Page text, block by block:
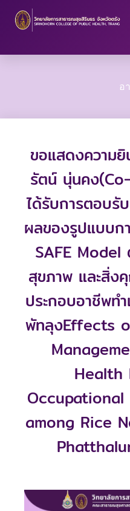
อ
ขอแสดงความ
รัตน์ นุ่นคง
ได้รับการตอบรั
ผลของรูปแบบก
SAFE Model
สุขภาพ และสิ่ง
ประกอบอาชีพท
พัทลุงEffects
Health
among Rice